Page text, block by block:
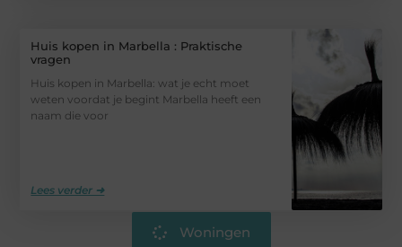
Huis kopen in Marbella : Praktische
vragen
Huis kopen in Marbella: wat je echt moet
weten voordat je begint Marbella heeft een
naam die voor
Lees verder ➜
Woningen